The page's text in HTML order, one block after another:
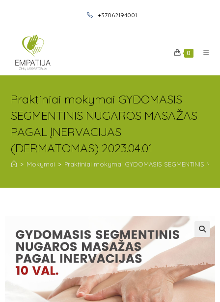
+37062194001
0
Praktiniai mokymai GYDOMASIS
SEGMENTINIS NUGAROS MASAŽAS
PAGAL ĮNERVACIJAS
(DERMATOMAS) 2023.04.01
> Mokymai > Praktiniai mokymai GYDOMASIS SEGMENTINIS